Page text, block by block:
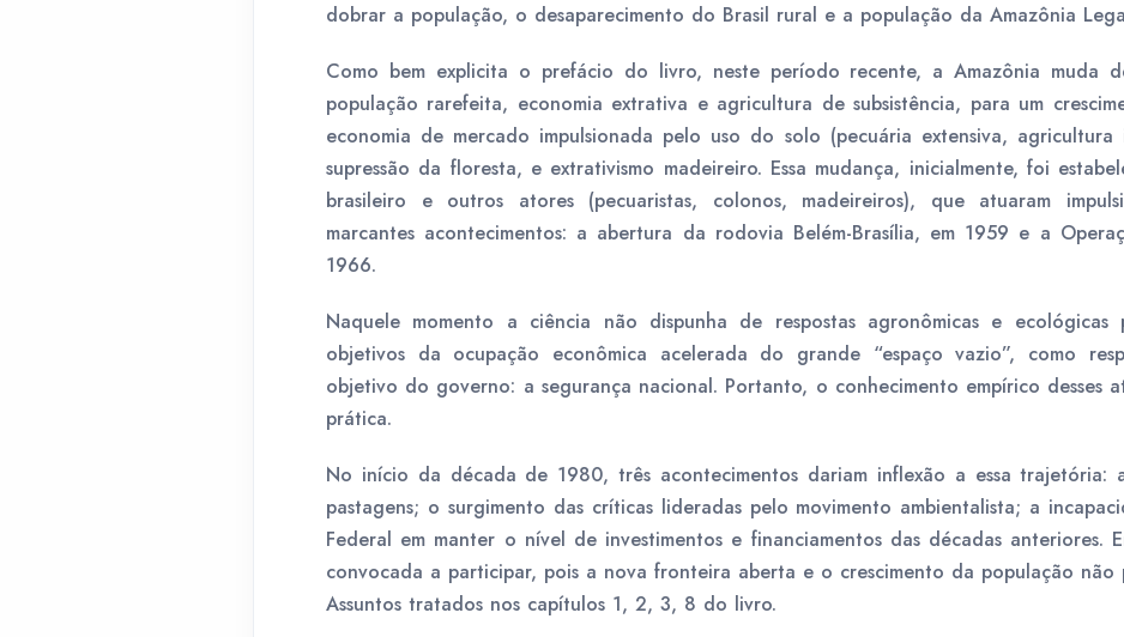
dobrar a população, o desaparecimento do Brasil rural e a população da Amazônia
Como bem explicita o prefácio do livro, neste período recente, a Amazônia muda
população rarefeita, economia extrativa e agricultura de subsistência, para um
economia de mercado impulsionada pelo uso do solo (pecuária extensiva,
supressão da floresta, e extrativismo madeireiro. Essa mudança, inicialmente, foi
brasileiro e outros atores (pecuaristas, colonos, madeireiros), que atuaram
marcantes acontecimentos: a abertura da rodovia Belém-Brasília, em 1959 e a
1966.
Naquele momento a ciência não dispunha de respostas agronômicas e ecológicas
objetivos da ocupação econômica acelerada do grande “espaço vazio”, como
objetivo do governo: a segurança nacional. Portanto, o conhecimento empírico desses
prática.
No início da década de 1980, três acontecimentos dariam inflexão a essa trajetória:
pastagens; o surgimento das críticas lideradas pelo movimento ambientalista; a
Federal em manter o nível de investimentos e financiamentos das décadas anteriores.
convocada a participar, pois a nova fronteira aberta e o crescimento da população não
Assuntos tratados nos capítulos 1, 2, 3, 8 do livro.